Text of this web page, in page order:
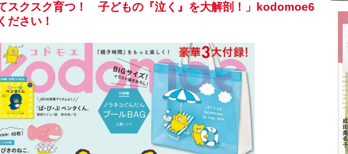
てスクスク育つ！ 子どもの『泣く』を大解剖！」kodomoe6
ださい！